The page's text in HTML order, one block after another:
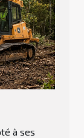
à ses